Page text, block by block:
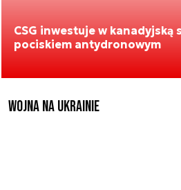
CSG inwestuje w kanadyjską
pociskiem antydronowym
Wojna na Ukrainie